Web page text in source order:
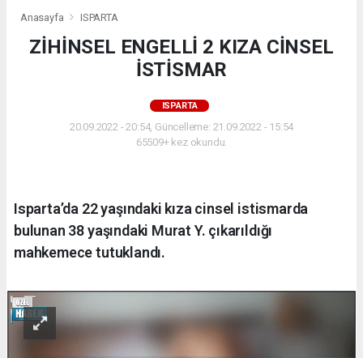
Anasayfa ISPARTA
ZİHİNSEL ENGELLİ 2 KIZA CİNSEL
İSTİSMAR
ISPARTA
20.09.2022 - 20:54, Güncelleme: 21.09.2022 - 15:54
65509+ kez okundu.
Isparta’da 22 yaşındaki kıza cinsel istismarda
bulunan 38 yaşındaki Murat Y. çıkarıldığı
mahkemece tutuklandı.